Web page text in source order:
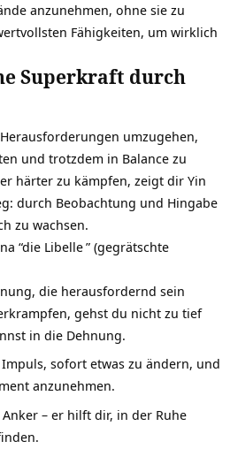
anzunehmen, ohne sie zu
Fähigkeiten, um wirklich
Superkraft durch
umzugehen,
und trotzdem in Balance zu
härter zu kämpfen, zeigt dir Yin
durch Beobachtung und Hingabe
zu wachsen.
“die Libelle” (gegrätschte
die herausfordernd sein
gehst du nicht zu tief
in die Dehnung.
sofort etwas zu ändern, und
anzunehmen.
– er hilft dir, in der Ruhe